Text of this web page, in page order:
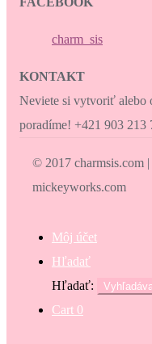
charm_sis
KONTAKT
Neviete si vytvoriť alebo
poradíme! +421 903 213
© 2017 charmsis.com
mickeyworks.com
Môj účet
Hľadať
Hľadať:
Cart 0